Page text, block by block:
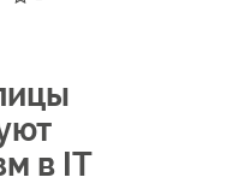
в IT